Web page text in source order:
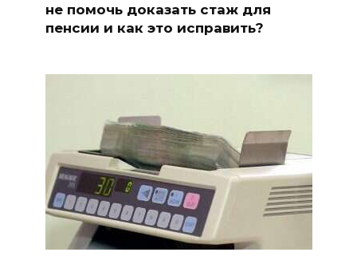
не помочь доказать стаж для
пенсии и как это исправить?